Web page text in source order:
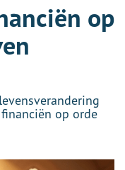
op
op orde